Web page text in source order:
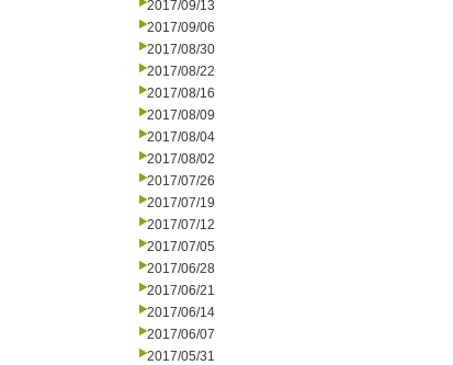
2017/09/13
2017/09/06
2017/08/30
2017/08/22
2017/08/16
2017/08/09
2017/08/04
2017/08/02
2017/07/26
2017/07/19
2017/07/12
2017/07/05
2017/06/28
2017/06/21
2017/06/14
2017/06/07
2017/05/31